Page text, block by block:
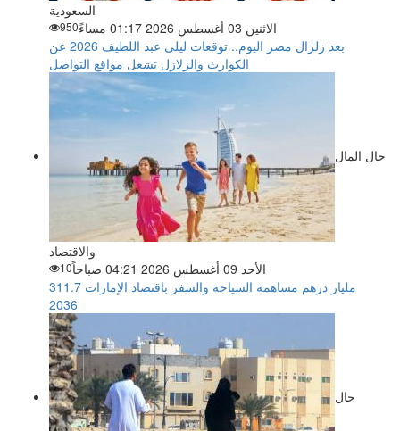
السعودية
الاثنين 03 أغسطس 2026 01:17 مساءً
950
بعد زلزال مصر اليوم.. توقعات ليلى عبد اللطيف 2026 عن
الكوارث والزلازل تشعل مواقع التواصل
حال المال
والاقتصاد
الأحد 09 أغسطس 2026 04:21 صباحاً
10
311.7 مليار درهم مساهمة السياحة والسفر باقتصاد الإمارات
2036
حال